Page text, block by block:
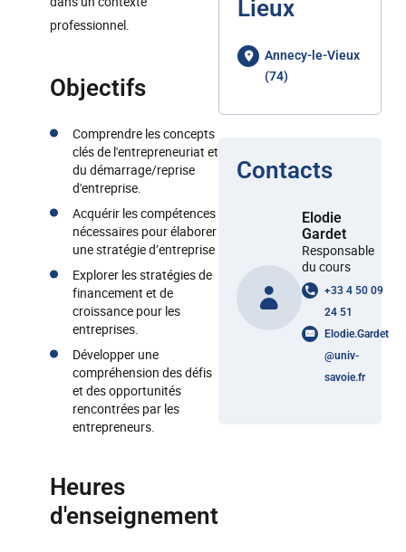
professionnel.
Objectifs
Comprendre les concepts
clés de l'entrepreneuriat et
du démarrage/reprise
d'entreprise.
Acquérir les compétences
nécessaires pour élaborer
une stratégie d’entreprise
Explorer les stratégies de
financement et de
croissance pour les
entreprises.
Développer une
compréhension des défis
et des opportunités
rencontrées par les
entrepreneurs.
Heures
d'enseignement
Lieux
Annecy-le-Vieux
(74)
Contacts
Elodie
Gardet
Responsable
du cours
+33 4 50 09
24 51
Elodie.Gardet
@univ-
savoie.fr